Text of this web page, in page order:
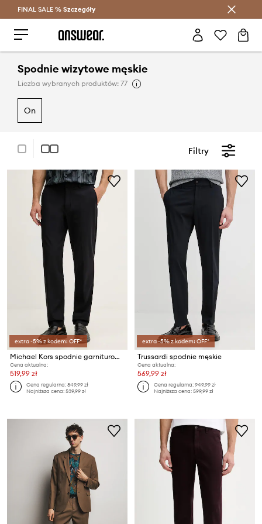
Oszczędzaj z Answear Club >
FINAL SALE % Szczegóły
Spodnie wizytowe męskie
Liczba wybranych produktów: 77
on
Filtry
extra -5% z kodem: OFF*
Michael Kors spodnie garniturowe męskie
Cena aktualna:
519,99 zł
Cena regularna:849,99 zł
Najniższa cena:539,99 zł
extra -5% z kodem: OFF*
Trussardi spodnie męskie
Cena aktualna:
569,99 zł
Cena regularna:949,99 zł
Najniższa cena:599,99 zł